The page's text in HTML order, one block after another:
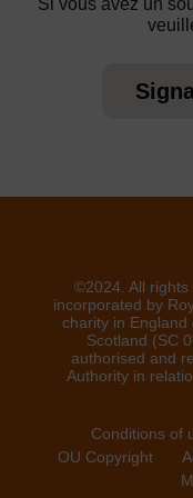
Si vous avez un
©2024. All
incorporated by
charity in England
Scotland (SC
authorised and
Authority in
Conditions of
OU Copyright